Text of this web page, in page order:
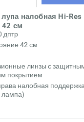
налобная Hi-Res
см
дптр
42 см
линзы с
покрытием
налобная
лампа)